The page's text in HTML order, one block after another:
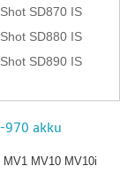
SD870 IS
SD880 IS
SD890 IS
970 akku
MV1 MV10 MV10i